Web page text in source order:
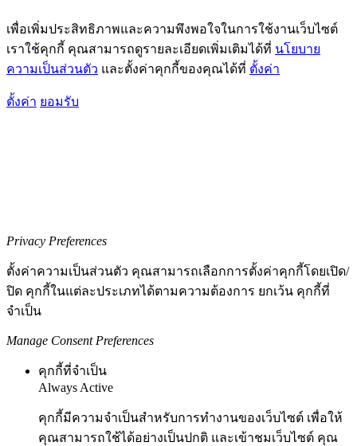
เพื่อเพิ่มประสิทธิภาพและความพึงพอใจในการใช้งานเว็บไซต์
เราใช้คุกกี้ คุณสามารถดูรายละเอียดเพิ่มเติมได้ที่ นโยบาย
ความเป็นส่วนตัว และตั้งค่าคุกกี้ของคุณได้ที่ ตั้งค่า
ตั้งค่า ยอมรับ
Privacy Preferences
ตั้งค่าความเป็นส่วนตัว คุณสามารถเลือกการตั้งค่าคุกกี้โดยเปิด/
ปิด คุกกี้ในแต่ละประเภทได้ตามความต้องการ ยกเว้น คุกกี้ที่
จำเป็น
Manage Consent Preferences
คุกกี้ที่จำเป็น
Always Active
คุกกี้มีความจำเป็นสำหรับการทำงานของเว็บไซต์ เพื่อให้
คุณสามารถใช้ได้อย่างเป็นปกติ และเข้าชมเว็บไซต์ คุณ